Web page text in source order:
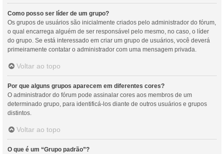
Como posso ser líder de um grupo?
Os grupos de usuários são inicialmente criados pelo administrador do fórum,
o qual encarrega alguém de ser responsável pelo mesmo, no caso, o líder
do grupo. Se está interessado em criar um grupo de usuários, você deverá
primeiramente contatar o administrador com uma mensagem privada.
Voltar ao topo
Por que alguns grupos aparecem em diferentes cores?
O administrador do fórum pode assinalar cores aos membros de um
determinado grupo, para identificá-los diante de outros usuários e grupos
distintos.
Voltar ao topo
O que é um “Grupo padrão”?